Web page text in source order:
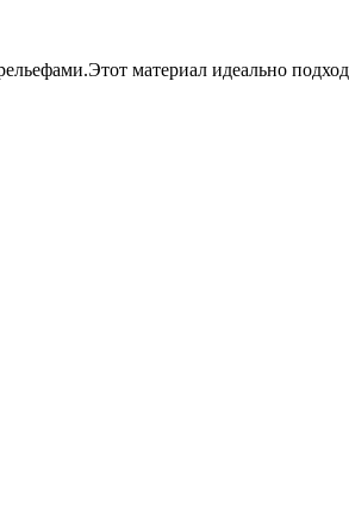
материал идеально